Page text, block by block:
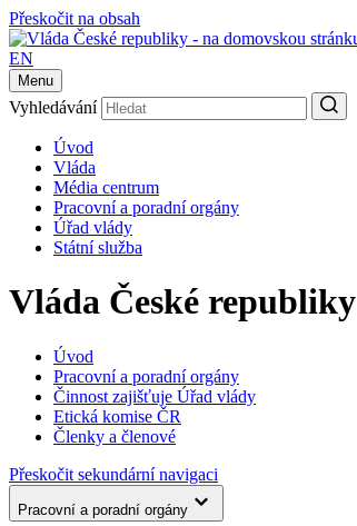
Přeskočit na obsah
EN
Menu
Vyhledávání
Úvod
Vláda
Média centrum
Pracovní a poradní orgány
Úřad vlády
Státní služba
Vláda České republiky
Úvod
Pracovní a poradní orgány
Činnost zajišťuje Úřad vlády
Etická komise ČR
Členky a členové
Přeskočit sekundární navigaci
Pracovní a poradní orgány